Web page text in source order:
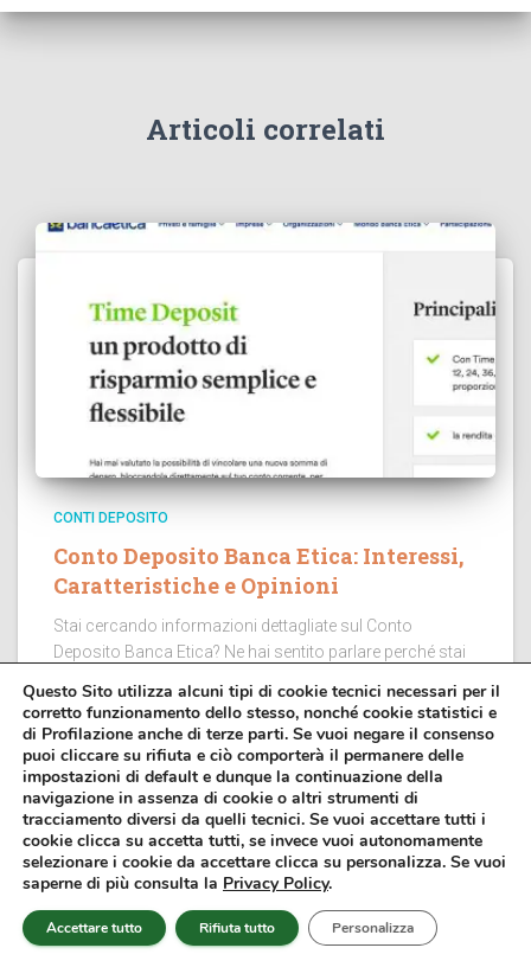
Articoli correlati
CONTI DEPOSITO
Conto Deposito Banca Etica: Interessi,
Caratteristiche e Opinioni
Stai cercando informazioni dettagliate sul Conto
Deposito Banca Etica? Ne hai sentito parlare perché stai
ottenere una minima remunerazione e non lasciare i soldi
del...
Questo Sito utilizza alcuni tipi di cookie tecnici necessari per il
corretto funzionamento dello stesso, nonché cookie statistici e
di Profilazione anche di terze parti. Se vuoi negare il consenso
puoi cliccare su rifiuta e ciò comporterà il permanere delle
impostazioni di default e dunque la continuazione della
navigazione in assenza di cookie o altri strumenti di
tracciamento diversi da quelli tecnici. Se vuoi accettare tutti i
cookie clicca su accetta tutti, se invece vuoi autonomamente
selezionare i cookie da accettare clicca su personalizza. Se vuoi
saperne di più consulta la Privacy Policy.
Accettare tutto Rifiuta tutto Personalizza